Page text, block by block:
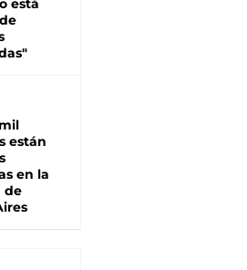
está
están
en la
de